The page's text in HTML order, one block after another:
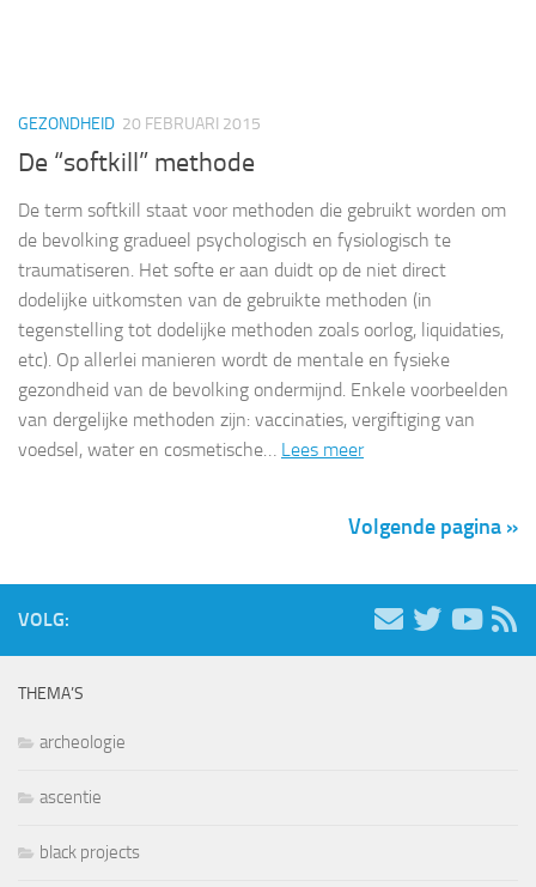
GEZONDHEID 20 FEBRUARI 2015
De “softkill” methode
De term softkill staat voor methoden die gebruikt worden om
de bevolking gradueel psychologisch en fysiologisch te
traumatiseren. Het softe er aan duidt op de niet direct
dodelijke uitkomsten van de gebruikte methoden (in
tegenstelling tot dodelijke methoden zoals oorlog, liquidaties,
etc). Op allerlei manieren wordt de mentale en fysieke
gezondheid van de bevolking ondermijnd. Enkele voorbeelden
van dergelijke methoden zijn: vaccinaties, vergiftiging van
voedsel, water en cosmetische… Lees meer
Volgende pagina »
VOLG:
THEMA’S
archeologie
ascentie
black projects